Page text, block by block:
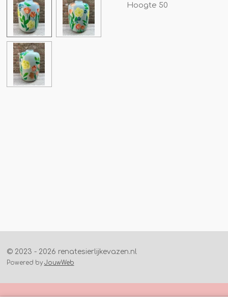
Hoogte 50
© 2023 - 2026 renatesierlijkevazen.nl
Powered byJouwWeb